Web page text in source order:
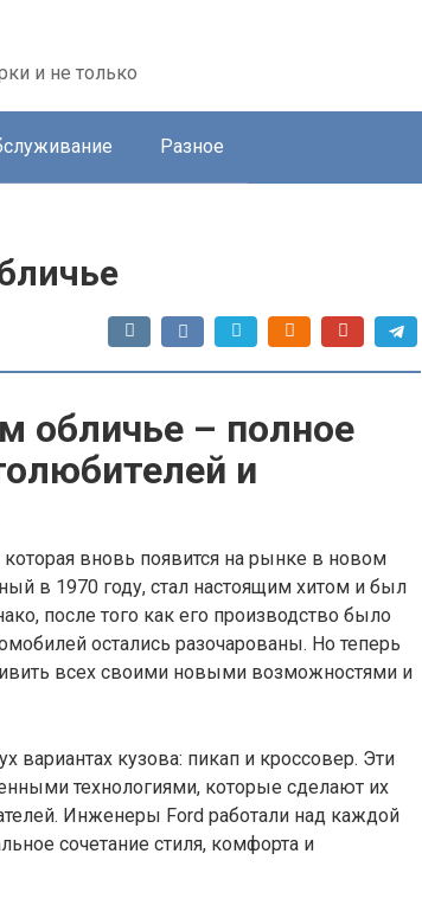
и не только
Разное
обличье – полное
и
вновь появится на рынке в новом
в 1970 году, стал настоящим хитом и был
после того как его производство было
остались разочарованы. Но теперь
всех своими новыми возможностями и
вариантах кузова: пикап и кроссовер. Эти
технологиями, которые сделают их
Инженеры Ford работали над каждой
сочетание стиля, комфорта и